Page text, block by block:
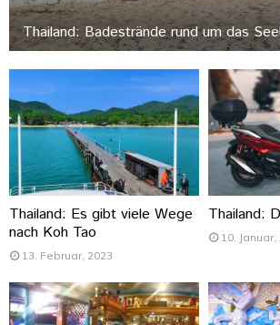
Thailand: Badestrände rund um das
Thailand: Es gibt viele Wege
nach Koh Tao
13. Februar, 2023
Thailand:
10. Januar,